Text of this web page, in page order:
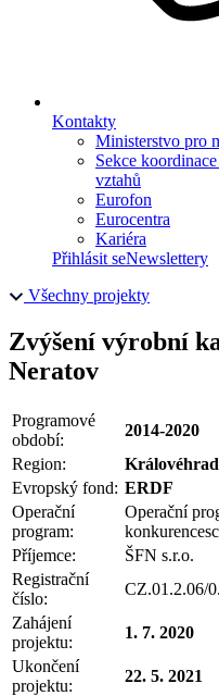
Kontakty
Ministerstvo pro
Sekce
vztahů
Eurofon
Eurocentra
Kariéra
Přihlásit seNewslettery
Všechny projekty
Zvýšení výrobní
Neratov
Programové
období:
2014-2020
Region:
Evropský fond: ERDF
Operační
program:
Operační
Příjemce:
ŠFN s.r.o.
Registrační
číslo:
CZ.01.2.06/
Zahájení
projektu:
1. 7. 2020
Ukončení
projektu:
22. 5. 2021